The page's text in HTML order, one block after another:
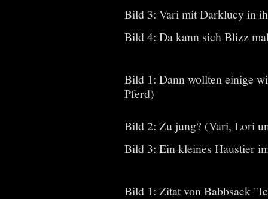
Bild 3: Vari mit Darklucy in
Bild 4: Da kann sich Blizz
Bild 1: Dann wollten einige
Pferd)
Bild 2: Zu jung? (Vari, Lori
Bild 3: Ein kleines Haustier
Bild 1: Zitat von Babbsack